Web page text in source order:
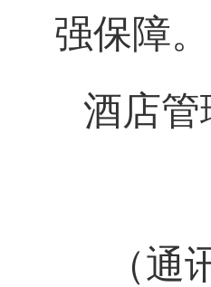
强保障。
酒店
（